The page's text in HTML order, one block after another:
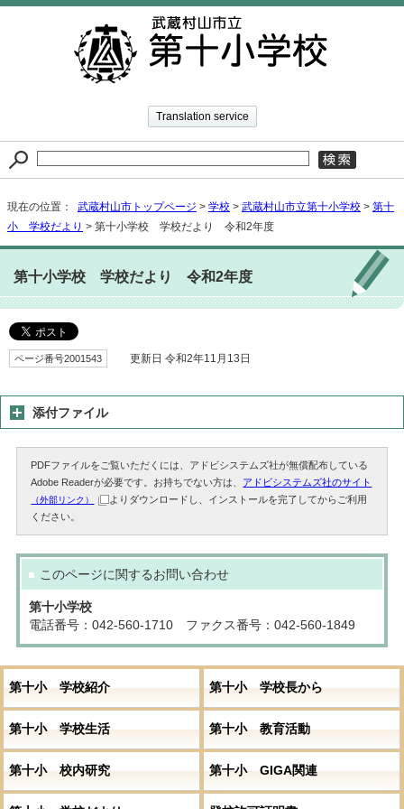
Translation service
現在の位置： 武蔵村山市トップページ > 学校 > 武蔵村山市立第十小学校 > 第十
小 学校だより > 第十小学校 学校だより 令和2年度
第十小学校 学校だより 令和2年度
ページ番号2001543 更新日 令和2年11月13日
添付ファイル
PDFファイルをご覧いただくには、アドビシステムズ社が無償配布している
Adobe Readerが必要です。お持ちでない方は、 アドビシステムズ社のサイト
（外部リンク）
よりダウンロードし、インストールを完了してからご利用
ください。
このページに関する お問い合わせ
第十小学校
電話番号：042-560-1710 ファクス番号：042-560-1849
第十小 学校紹介 第十小 学校長から
第十小 学校生活 第十小 教育活動
第十小 校内研究 第十小 GIGA関連